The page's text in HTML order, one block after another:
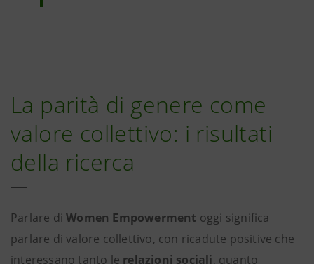
La parità di genere come
valore collettivo: i risultati
della ricerca
Parlare diWomen Empowerment oggi significa
parlare di valore collettivo, con ricadute positive che
interessano tanto le relazioni sociali, quanto